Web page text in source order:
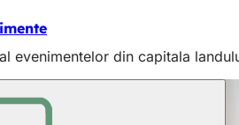
evenimentelor din capitala